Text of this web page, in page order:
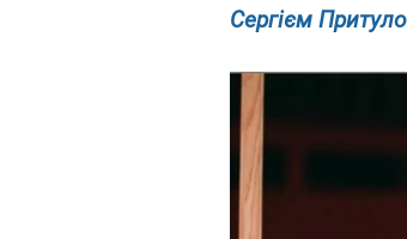
Сергієм